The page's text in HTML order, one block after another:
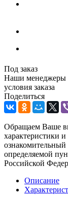
Под заказ
Наши менеджеры
условия заказа
Поделиться
Обращаем Ваше
характеристики
ознакомительный
определяемой
Российской
Описание